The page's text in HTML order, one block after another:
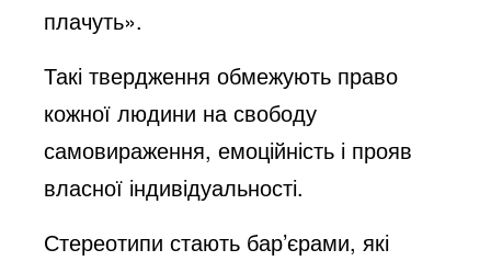
плачуть».
Такі твердження обмежують право
кожної людини на свободу
самовираження, емоційність і прояв
власної індивідуальності.
Стереотипи стають бар’єрами, які